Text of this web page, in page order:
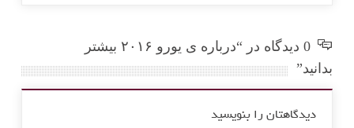
0 دیدگاه در “درباره ی یورو ۲۰۱۶ بیشتر
بدانید”
دیدگاهتان را بنویسید